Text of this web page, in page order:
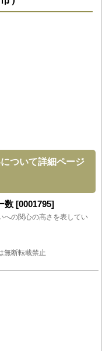
ついて詳細ページ
数 [0001795]
への関心の高さを表してい
無断転載禁止